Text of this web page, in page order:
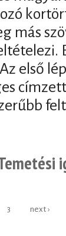
más
első
3 next ›